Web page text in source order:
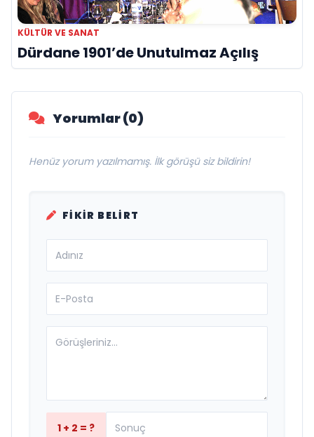
KÜLTÜR VE SANAT
Dürdane 1901’de Unutulmaz Açılış
Yorumlar (0)
Henüz yorum yazılmamış. İlk görüşü siz bildirin!
FIKIR BELIRT
1 + 2 = ?